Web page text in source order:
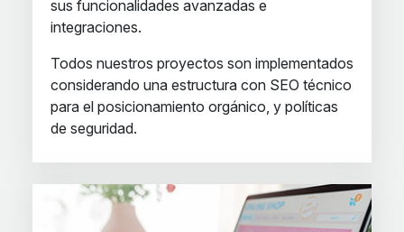
sus funcionalidades avanzadas e
integraciones.
Todos nuestros proyectos son implementados
considerando una estructura con SEO técnico
para el posicionamiento orgánico, y políticas
de seguridad.